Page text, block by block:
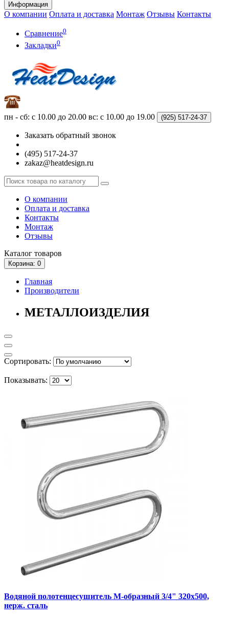
Информация
О компании Оплата и доставка Монтаж Отзывы Контакты
Сравнение0
Закладки0
пн - сб: с 10.00 до 20.00 вс: с 10.00 до 19.00 (925) 517-24-37
Заказать обратный звонок
(495) 517-24-37
zakaz@heatdesign.ru
О компании
Оплата и доставка
Контакты
Монтаж
Отзывы
Каталог товаров
Корзина: 0
Главная
Производители
МЕТАЛЛОИЗДЕЛИЯ
Сортировать:
Показывать:
Водяной полотенцесушитель М-образный 3/4" 320х500,
нерж. сталь